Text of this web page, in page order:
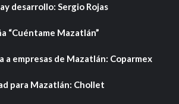
desarrollo: Sergio Rojas
“Cuéntame Mazatlán”
a empresas de Mazatlán: Coparmex
para Mazatlán: Chollet